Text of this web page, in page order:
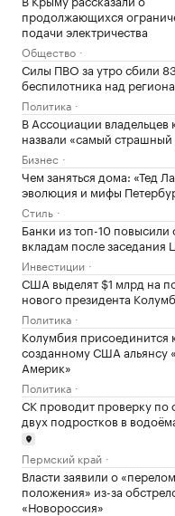
продолжающихся
подачи электричества
Общество
Силы ПВО за утро сбили
беспилотника над
Политика
В Ассоциации владельцев
назвали «самый страшный
Бизнес
Чем заняться дома: «Тед
эволюция и мифы
Стиль
Банки из топ-10 повысили
вкладам после заседания
Инвестиции
США выделят $1 млрд на
нового президента
Политика
Колумбия присоединится
созданному США альянсу
Америк»
Политика
СК проводит проверку по
двух подростков в
Пермский край
Власти заявили о
положения» из-за
«Новороссия»